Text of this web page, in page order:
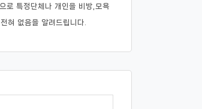
로 특정단체나 개인을 비방,모욕
혀 없음을 알려드립니다.